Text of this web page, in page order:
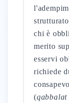
chi è
merito
esservi
richiede
(